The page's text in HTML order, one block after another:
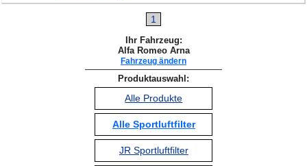
1
Ihr Fahrzeug:
Alfa Romeo Arna
Fahrzeug ändern
Produktauswahl:
Alle Produkte
Alle Sportluftfilter
JR Sportluftfilter